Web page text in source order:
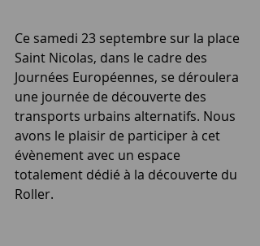
Ce samedi 23 septembre sur la place
Saint Nicolas, dans le cadre des
Journées Européennes, se déroulera
une journée de découverte des
transports urbains alternatifs. Nous
avons le plaisir de participer à cet
évènement avec un espace
totalement dédié à la découverte du
Roller.